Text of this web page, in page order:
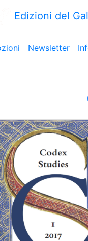
Edizioni del
Newsletter